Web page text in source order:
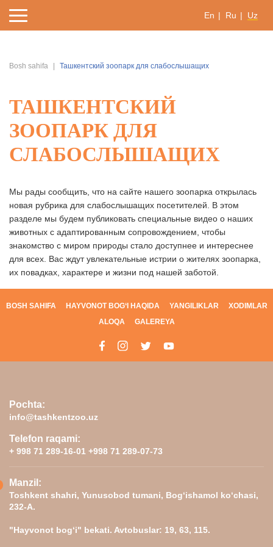
En Ru Uz
Bosh sahifa Ташкентский зоопарк для слабослышащих
ТАШКЕНТСКИЙ
ЗООПАРК ДЛЯ
СЛАБОСЛЫШАЩИХ
Мы рады сообщить, что на сайте нашего зоопарка открылась
новая рубрика для слабослышащих посетителей. В этом
разделе мы будем публиковать специальные видео о наших
животных с адаптированным сопровождением, чтобы
знакомство с миром природы стало доступнее и интереснее
для всех. Вас ждут увлекательные истрии о жителях зоопарка,
их повадках, характере и жизни под нашей заботой.
BOSH SAHIFA HAYVONOT BOG‘I HAQIDA YANGILIKLAR
XODIMLAR
ALOQA
GALEREYA
Pochta:
info@tashkentzoo.uz
Telefon raqami:
+ 998 71 289-16-01 +998 71 289-07-73
Manzil:
Toshkent shahri, Yunusobod tumani, Bog‘ishamol ko‘chasi,
232-A.
"Hayvonot bog‘i" bekati. Avtobuslar: 19, 63, 115.